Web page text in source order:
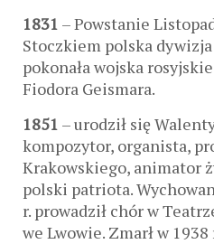
1831 – Powstanie
Stoczkiem polska
pokonała wojska
Fiodora Geismara.
1851 – urodził się
kompozytor, organista,
Krakowskiego, animator
polski patriota.
r. prowadził chór w
we Lwowie. Zmarł w 1938